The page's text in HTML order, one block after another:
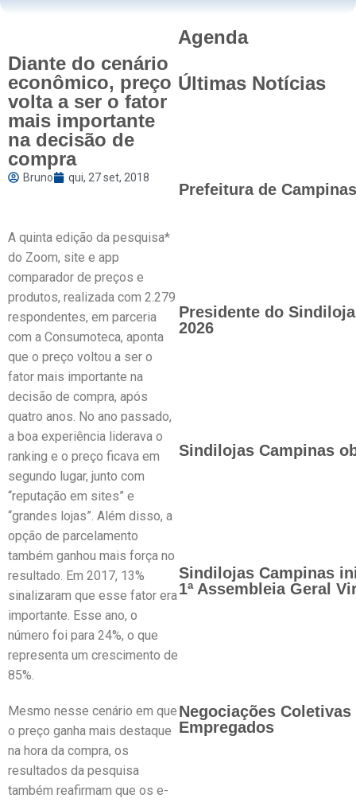
Diante do cenário
econômico, preço
volta a ser o fator
mais importante
na decisão de
compra
Bruno qui, 27 set, 2018
A quinta edição da pesquisa*
do Zoom, site e app
comparador de preços e
produtos, realizada com 2.279
respondentes, em parceria
com a Consumoteca, aponta
que o preço voltou a ser o
fator mais importante na
decisão de compra, após
quatro anos. No ano passado,
a boa experiência liderava o
ranking e o preço ficava em
segundo lugar, junto com
“reputação em sites” e
“grandes lojas”. Além disso, a
opção de parcelamento
também ganhou mais força no
resultado. Em 2017, 13%
sinalizaram que esse fator era
importante. Esse ano, o
número foi para 24%, o que
representa um crescimento de
85%.
Mesmo nesse cenário em que
o preço ganha mais destaque
na hora da compra, os
resultados da pesquisa
também reafirmam que os e-
Agenda
Últimas Notícias
Prefeitura de
Presidente do
2026
Sindilojas Campinas
Sindilojas Campinas
1ª Assembleia Geral
Negociações
Empregados